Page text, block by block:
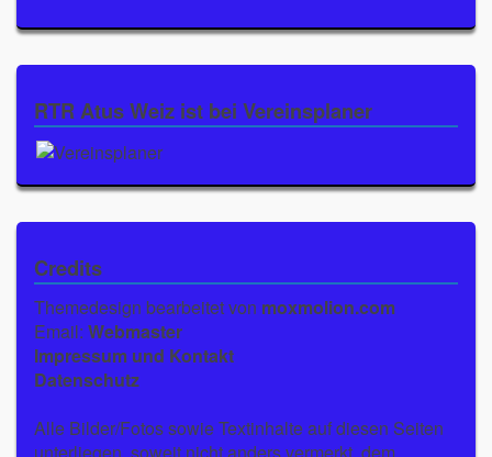
RTR Atus Weiz ist bei Vereinsplaner
Credits
Themedesign bearbeitet von moxmolion.com
Email: Webmaster
Impressum und Kontakt
Datenschutz
Alle Bilder/Fotos sowie Textinhalte auf diesen Seiten
unterliegen, soweit nicht anders vermerkt, dem